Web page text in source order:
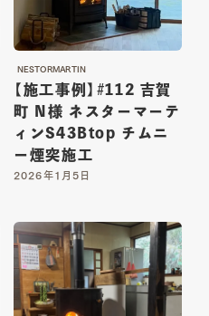
NESTORMARTIN
【施工事例】#112 吉賀
町 N様 ネスターマーテ
ィンS43Btop チムニ
ー煙突施工
2026年1月5日